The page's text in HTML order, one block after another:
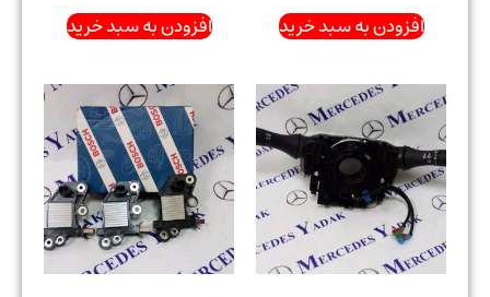
افزودن به سبد خرید افزودن به سبد خرید